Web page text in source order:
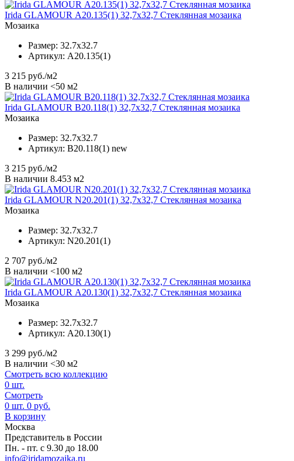
Irida GLAMOUR А20.135(1) 32,7x32,7 Стеклянная мозаика
Мозаика
Размер: 32.7x32.7
Артикул: А20.135(1)
3 215 руб./м2
В наличии <50 м2
Irida GLAMOUR B20.118(1) 32,7x32,7 Стеклянная мозаика
Мозаика
Размер: 32.7x32.7
Артикул: B20.118(1) new
3 215 руб./м2
В наличии 8.453 м2
Irida GLAMOUR N20.201(1) 32,7x32,7 Стеклянная мозаика
Мозаика
Размер: 32.7x32.7
Артикул: N20.201(1)
2 707 руб./м2
В наличии <100 м2
Irida GLAMOUR А20.130(1) 32,7x32,7 Стеклянная мозаика
Мозаика
Размер: 32.7x32.7
Артикул: А20.130(1)
3 299 руб./м2
В наличии <30 м2
Смотреть всю коллекцию
0 шт.
Смотреть
0 шт. 0 руб.
В корзину
Москва
Представитель в России
Пн. - пт. с 9.30 до 18.00
info@iridamozaika.ru